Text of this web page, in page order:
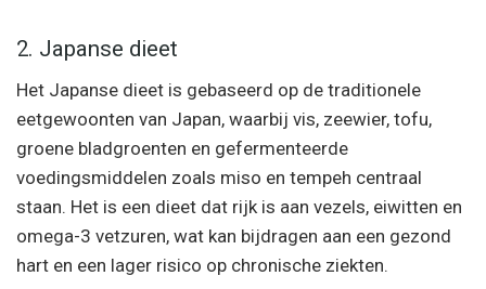
2. Japanse dieet
Het Japanse dieet is gebaseerd op de traditionele
eetgewoonten van Japan, waarbij vis, zeewier, tofu,
groene bladgroenten en gefermenteerde
voedingsmiddelen zoals miso en tempeh centraal
staan. Het is een dieet dat rijk is aan vezels, eiwitten en
omega-3 vetzuren, wat kan bijdragen aan een gezond
hart en een lager risico op chronische ziekten.